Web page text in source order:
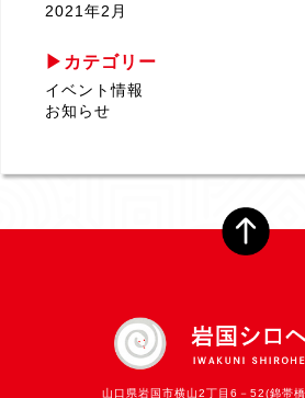
2021年2月
2020年8月
2020年5月
2020年4月
2020年1月
2019年10月
2019年2月
2019年1月
2018年12月
2018年11月
カテゴリー
イベント情報
お知らせ
山口県岩国市横山2丁目6－52(錦帯